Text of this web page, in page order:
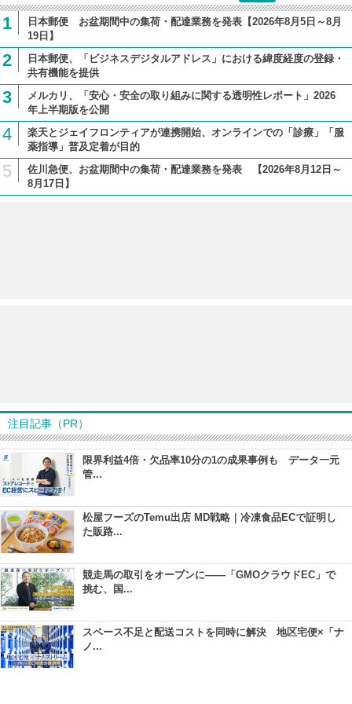
1
日本郵便 お盆期間中の集荷・配達業務を発表【2026年8月5日～8月
19日】
2
日本郵便、「ビジネスデジタルアドレス」における緯度経度の登録・
共有機能を提供
3
メルカリ、「安心・安全の取り組みに関する透明性レポート」2026
年上半期版を公開
4
楽天とジェイフロンティアが連携開始、オンラインでの「診療」「服
薬指導」普及定着が目的
5
佐川急便、お盆期間中の集荷・配達業務を発表 【2026年8月12日～
8月17日】
注目記事（PR）
限界利益4倍・欠品率10分の1の成果事例も データ一元
管...
松屋フーズのTemu出店 MD戦略｜冷凍食品ECで証明し
た販路...
競走馬の取引をオープンに――「GMOクラウドEC」で
挑む、国...
スペース不足と配送コストを同時に解決 地区宅便×「ナ
ノ...